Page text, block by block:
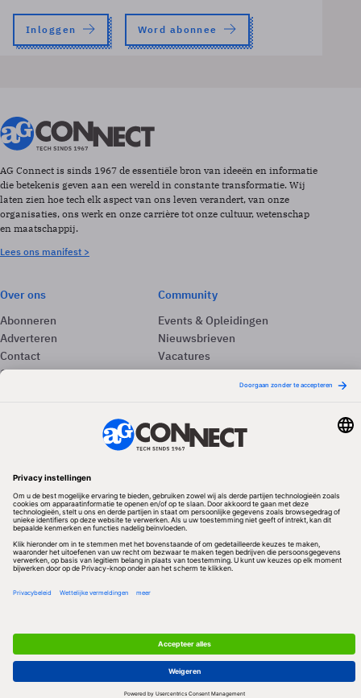
Inloggen Word abonnee
AG Connect is sinds 1967 de essentiële bron van ideeën en informatie
die betekenis geven aan een wereld in constante transformatie. Wij
laten zien hoe tech elk aspect van ons leven verandert, van onze
organisaties, ons werk en onze carrière tot onze cultuur, wetenschap
en maatschappij.
Lees ons manifest >
Over ons
Abonneren
Adverteren
Contact
Colofon
Community
Events & Opleidingen
Nieuwsbrieven
Vacatures
Whitepapers
Redactionele partner
Algemene Voorwaarden & Copyrights